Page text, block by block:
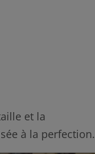
et la
à la perfection.